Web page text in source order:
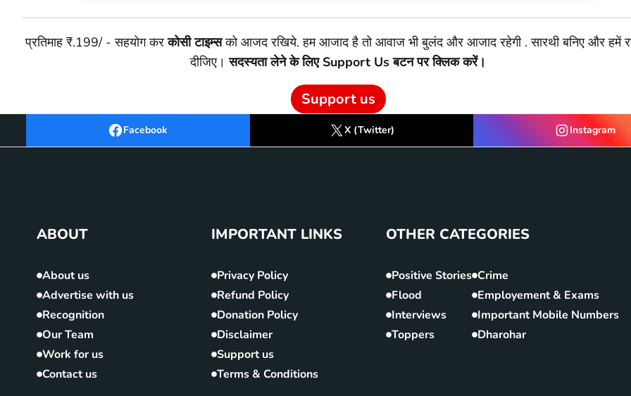
प्रतिमाह ₹.199/ - सहयोग करकोसी टाइम्सको आजद रखिये. हम आजाद है तो आवाज भी बुलंद और आजाद रहेगी . सारथी बनिए और हमें
दीजिए।सदस्यता लेने के लिए Support Us बटन पर क्लिक करें।
Support us
Facebook X (Twitter) Instagram
ABOUT
About us
Advertise with us
Recognition
Our Team
Work for us
Contact us
IMPORTANT LINKS
Privacy Policy
Refund Policy
Donation Policy
Disclaimer
Support us
Terms & Conditions
OTHER CATEGORIES
Positive Stories
Flood
Interviews
Toppers
Crime
Employement & Exams
Important Mobile Numbers
Dharohar